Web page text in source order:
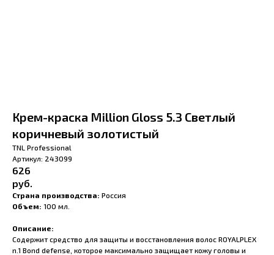
Крем-краска Million Gloss 5.3 Светлый
коричневый золотистый
TNL Professional
Артикул: 243099
626
руб.
Страна производства: Россия
Объем: 100 мл.
Описание:
Содержит средство для защиты и восстановления волос ROYALPLEX
n.1 Bond defense, которое максимально защищает кожу головы и